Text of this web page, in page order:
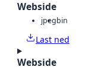
Webside
jpegbin
Last ned
Webside